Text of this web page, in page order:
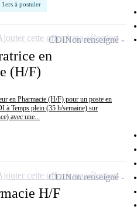
à postuler
en
(H/F)
en Pharmacie (H/F) pour un poste en
à Temps plein (35 h/semaine) sur
avec une...
CDINon renseigné
cette offre à ma sélection
H/F
CDINon renseigné
cette offre à ma sélection